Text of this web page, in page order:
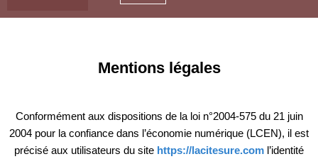
Mentions légales
Conformément aux dispositions de la loi n°2004-575 du 21 juin
2004 pour la confiance dans l’économie numérique (LCEN), il est
précisé aux utilisateurs du site https://lacitesure.com l’identité